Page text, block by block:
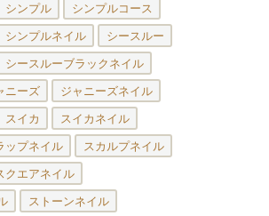
シンプル シンプルコース
シンプルネイル シースルー
シースルーブラックネイル
ニーズ ジャニーズネイル
スイカ スイカネイル
ップネイル スカルプネイル
クエアネイル
ストーンネイル